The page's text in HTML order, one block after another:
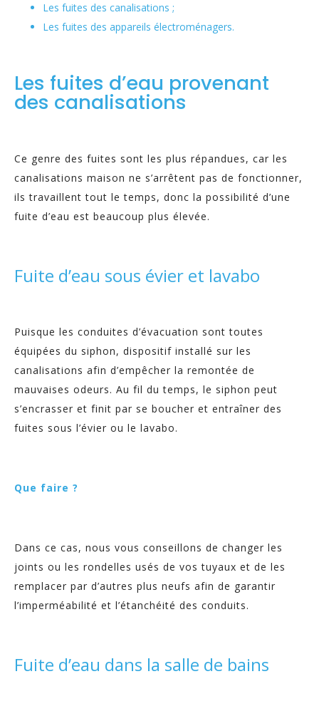
Les fuites des canalisations ;
Les fuites des appareils électroménagers.
Les fuites d’eau provenant
des canalisations
Ce genre des fuites sont les plus répandues, car les
canalisations maison ne s’arrêtent pas de fonctionner,
ils travaillent tout le temps, donc la possibilité d’une
fuite d’eau est beaucoup plus élevée.
Fuite d’eau sous évier et lavabo
Puisque les conduites d’évacuation sont toutes
équipées du siphon, dispositif installé sur les
canalisations afin d’empêcher la remontée de
mauvaises odeurs. Au fil du temps, le siphon peut
s’encrasser et finit par se boucher et entraîner des
fuites sous l’évier ou le lavabo.
Que faire ?
Dans ce cas, nous vous conseillons de changer les
joints ou les rondelles usés de vos tuyaux et de les
remplacer par d’autres plus neufs afin de garantir
l’imperméabilité et l’étanchéité des conduits.
Fuite d’eau dans la salle de bains